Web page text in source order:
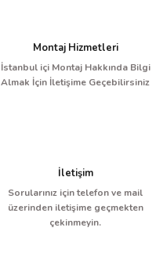
Montaj Hizmetleri
İstanbul içi Montaj Hakkında Bilgi
Almak İçin İletişime Geçebilirsiniz
İletişim
Sorularınız için telefon ve mail
üzerinden iletişime geçmekten
çekinmeyin.